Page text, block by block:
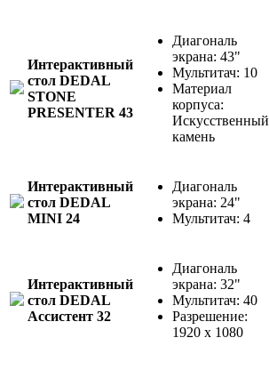
Интерактивный
стол DEDAL
STONE
PRESENTER 43
Диагональ
экрана: 43"
Мультитач: 10
Материал
корпуса:
Искусственный
камень
Интерактивный
стол DEDAL
MINI 24
Диагональ
экрана: 24"
Мультитач: 4
Интерактивный
стол DEDAL
Ассистент 32
Диагональ
экрана: 32"
Мультитач: 40
Разрешение:
1920 x 1080